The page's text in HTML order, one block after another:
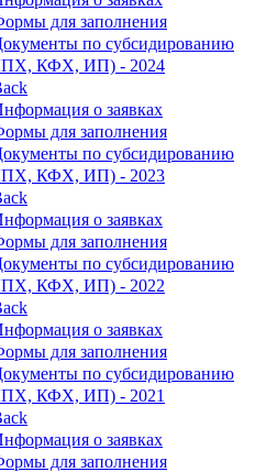
для заполнения
по субсидированию
КФХ, ИП) - 2024
о заявках
для заполнения
по субсидированию
КФХ, ИП) - 2023
о заявках
для заполнения
по субсидированию
КФХ, ИП) - 2022
о заявках
для заполнения
по субсидированию
КФХ, ИП) - 2021
о заявках
для заполнения